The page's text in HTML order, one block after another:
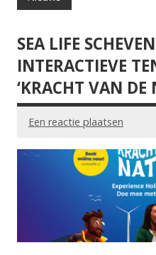
SEA LIFE
INTERACTIEVE
‘KRACHT VAN DE
Een reactie plaatsen